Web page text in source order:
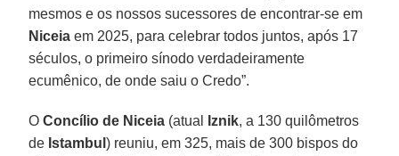
mesmos e os nossos sucessores de encontrar-se em
Niceia em 2025, para celebrar todos juntos, após 17
séculos, o primeiro sínodo verdadeiramente
ecumênico, de onde saiu o Credo”.
OConcílio de Niceia (atual Iznik, a 130 quilômetros
de Istambul) reuniu, em 325, mais de 300 bispos do